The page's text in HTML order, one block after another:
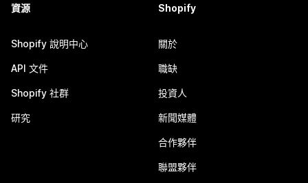
資源
Shopify 說明中心
API 文件
Shopify 社群
研究
Shopify
關於
職缺
投資人
新聞媒體
合作夥伴
聯盟夥伴